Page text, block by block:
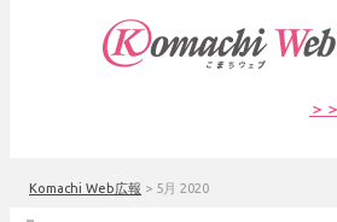
＞
Komachi Web広報 > 5月 2020